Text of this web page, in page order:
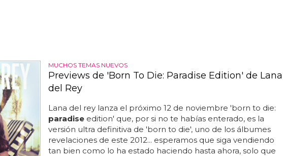
MUCHOS TEMAS NUEVOS
Previews de 'Born To Die: Paradise Edition' de Lana
del Rey
Lana del rey lanza el próximo 12 de noviembre 'born to die:
paradiseedition' que, por si no te habías enterado, es la
versión ultra definitiva de 'born to die', uno de los álbumes
revelaciones de este 2012... esperamos que siga vendiendo
tan bien como lo ha estado haciendo hasta ahora, solo que